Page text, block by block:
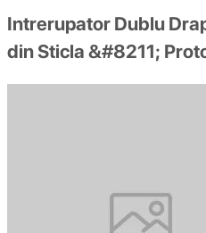
Intrerupator Dublu
din Sticla &#8211;